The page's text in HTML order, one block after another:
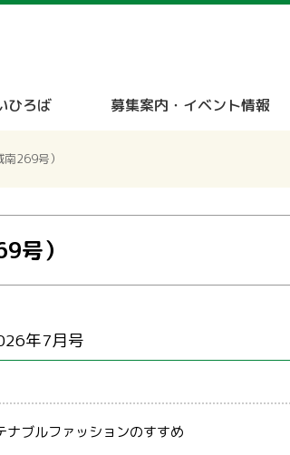
ひろば 募集案内・イベント情報
269号）
号）
年7月号
ナブルファッションのすすめ